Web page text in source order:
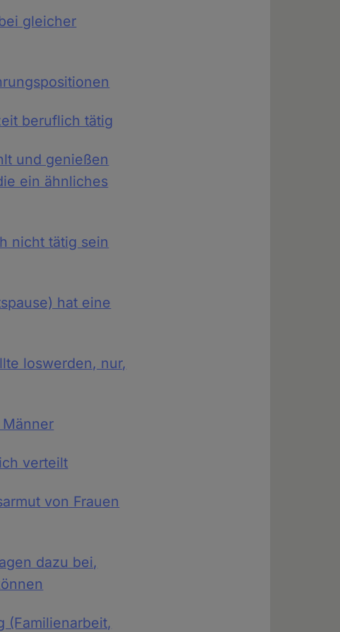
gleicher
beruflich tätig
und genießen
ein ähnliches
nicht tätig sein
hat eine
loswerden, nur,
verteilt
von Frauen
dazu bei,
(Familienarbeit,